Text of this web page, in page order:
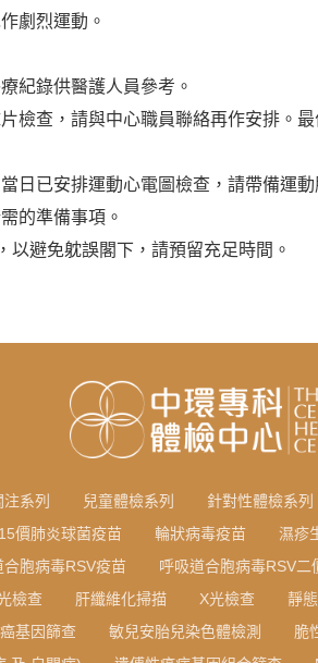
劇烈運動。
紀錄供醫護人員參考。
檢查，請與中心職員聯絡再作安排。
日已安排運動心電圖檢查，請帶備運動
的準備事項。
避免躭誤閣下，請預留充足時間。
系列 兒童體檢系列 針對性體檢系列
價肺炎球菌疫苗 輪狀病毒疫苗 濕疹
合胞病毒RSV疫苗 呼吸道合胞病毒RSV二
檢查 肝纖維化掃描 X光檢查 靜
基因篩查 敏兒安胎兒染色體檢測
脆